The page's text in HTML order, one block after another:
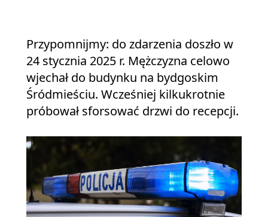
Przypomnijmy: do zdarzenia doszło w
24 stycznia 2025 r. Mężczyzna celowo
wjechał do budynku na bydgoskim
Śródmieściu. Wcześniej kilkukrotnie
próbował sforsować drzwi do recepcji.